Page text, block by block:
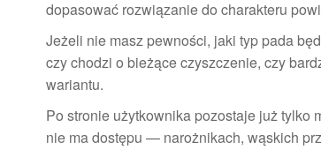
dopasować rozwiązanie do charakteru
Jeżeli nie masz pewności, jaki typ pada
czy chodzi o bieżące czyszczenie, czy
wariantu.
Po stronie użytkownika pozostaje już tylko
nie ma dostępu — narożnikach, wąskich